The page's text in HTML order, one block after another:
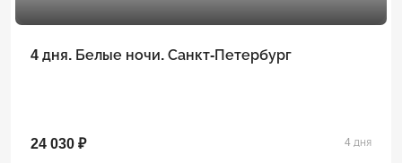
4 дня. Белые ночи. Санкт-Петербург
24 030 ₽ 4 дня